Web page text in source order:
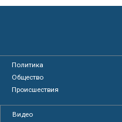
Политика
Общество
Происшествия
Видео